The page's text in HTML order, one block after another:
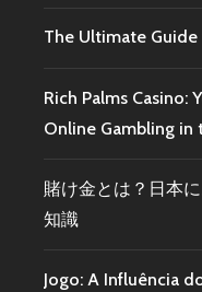
The Ultimate Guide
Rich Palms
Online Gambling in
賭け金とは？日本
知識
Jogo: A Influência